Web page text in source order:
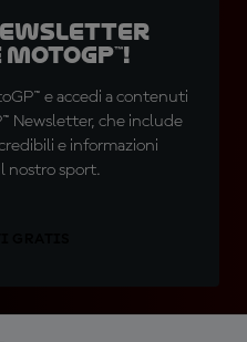
e accedi a contenuti
Newsletter, che include
e informazioni
nostro sport.